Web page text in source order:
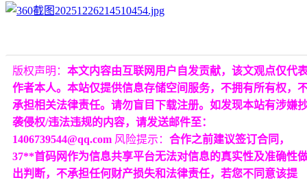
版权声明： 本文内容由互联网用户自发贡献，该文观点仅代
作者本人。本站仅提供信息存储空间服务，不拥有所有权，
承担相关法律责任。请勿盲目下载注册。如发现本站有涉嫌
袭侵权/违法违规的内容，请发送邮件至：
1406739544@qq.com 风险提示： 合作之前建议签订合同，
37**首码网作为信息共享平台无法对信息的真实性及准确性
出判断，不承担任何财产损失和法律责任，若您不同意该提